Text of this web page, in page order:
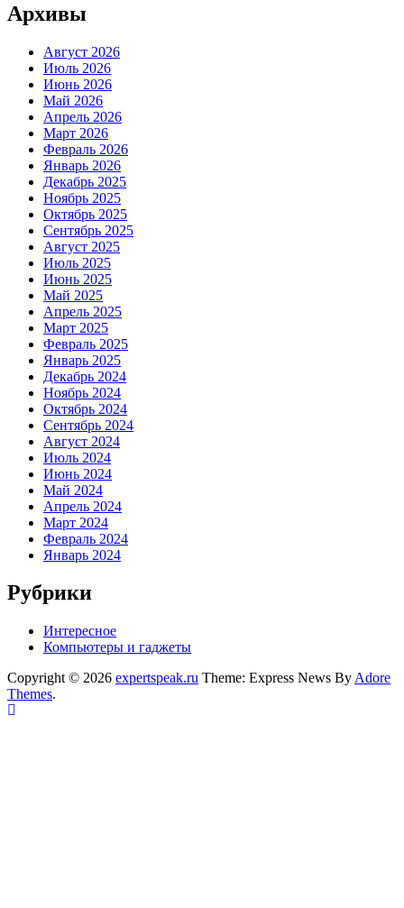
Архивы
Август 2026
Июль 2026
Июнь 2026
Май 2026
Апрель 2026
Март 2026
Февраль 2026
Январь 2026
Декабрь 2025
Ноябрь 2025
Октябрь 2025
Сентябрь 2025
Август 2025
Июль 2025
Июнь 2025
Май 2025
Апрель 2025
Март 2025
Февраль 2025
Январь 2025
Декабрь 2024
Ноябрь 2024
Октябрь 2024
Сентябрь 2024
Август 2024
Июль 2024
Июнь 2024
Май 2024
Апрель 2024
Март 2024
Февраль 2024
Январь 2024
Рубрики
Интересное
Компьютеры и гаджеты
Copyright © 2026 expertspeak.ru Theme: Express News By Adore
Themes.